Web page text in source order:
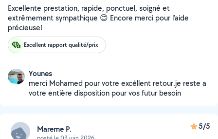
Excellente prestation, rapide, ponctuel, soigné et
extrêmement sympathique 😊 Encore merci pour l’aide
précieuse!
Excellent rapport qualité/prix
Younes
merci Mohamed pour votre excéllent retour.je reste a
votre entière disposition pour vos futur besoin
Mareme P. 5/5